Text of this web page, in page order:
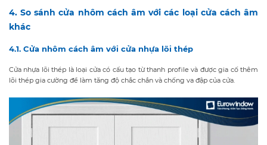
4. So sánh cửa nhôm cách âm với các loại cửa cách âm
khác
4.1. Cửa nhôm cách âm với cửa nhựa lõi thép
Cửa nhựa lõi thép là loại cửa có cấu tạo từ thanh profile và được gia cố thêm
lõi thép gia cường để làm tăng độ chắc chắn và chống va đập của cửa.